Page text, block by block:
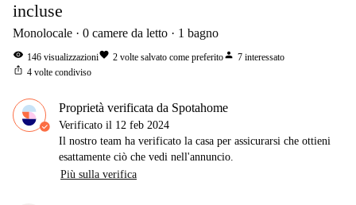
incluse
Monolocale 0 camere da letto 1 bagno
visibility 146 visualizzazionifavorite 2 volte salvato come preferitoperson 7 interessato
ios_share 4 volte condiviso
Proprietà verificata da Spotahome
Verificato il 12 feb 2024
Il nostro team ha verificato la casa per assicurarsi che ottieni
esattamente ciò che vedi nell'annuncio.
Più sulla verifica